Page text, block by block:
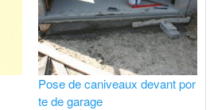
Pose de caniveaux devant por
te de garage